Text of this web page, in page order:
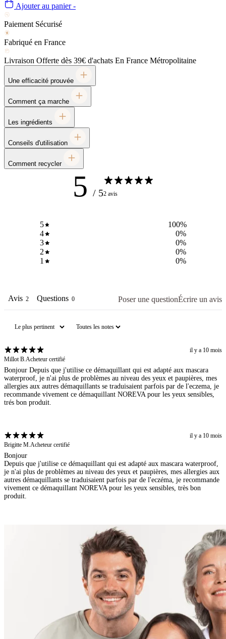
Ajouter au panier -
Une efficacité prouvée
Comment ça marche
Les ingrédients
Conseils d'utilisation
Comment recycler
5 / 52 avis
5 100%
4
0%
3
0%
2
0%
1
0%
Poser une questionÉcrire un avis
Avis 2 Questions 0
il y a 10 mois
Millot B. Acheteur certifié
Bonjour Depuis que j'utilise ce démaquillant qui est adapté aux mascara
waterproof, je n'ai plus de problèmes au niveau des yeux et paupières, mes
allergies aux autres démaquillants se traduisaient parfois par de l'eczema, je
recommande vivement ce démaquillant NOREVA pour les yeux sensibles,
trés bon produit.
il y a 10 mois
Brigitte M. Acheteur certifié
Bonjour
Depuis que j'utilise ce démaquillant qui est adapté aux mascara waterproof,
je n'ai plus de problèmes au niveau des yeux et paupières, mes allergies aux
autres démaquillants se traduisaient parfois par de l'eczéma, je recommande
vivement ce démaquillant NOREVA pour les yeux sensibles, très bon
produit.